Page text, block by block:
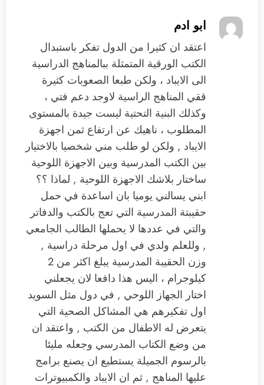
ابو ادم
اعتقد ان كثيرا من الدول تفكر باستبدال
الكتب الورقية المتمثلة ببالمناهج الدراسية
الى الايباد ، ولكن طبعا الصعوبات كثيرة
ققي المناهج الراسية لاوجد دعم فتي ،
وكذلك البنية التحتية ليست جيدة بالمستوى
المطلوب ، ناهيك عن ارتفاع ثمن اجهزة
الايباد , ولكن لو طلب مني شخصيا بالاختيار
بين الكتب المدرسية وبين الاجهزة اللوحية
ساختار بلاشك الاجهزة اللوحية , لماذا ؟؟
ابني يسالني يوميا بان اساعدة في حمل
حقيبتة المدرسية التي تعج بالكتب والدفاتر
والتي في عددها لا يحملها الطالب الجامعي
, وللعلم ولدي في اول مرحلة دراسية ,
وزن الحقيبة المدرسية يبلغ اكثر من 2
كيلوجرام ، اليس هذا دافعا لان يجعلني
اختار الجهاز اللوحي , في دول مثل السويد
اول تفكيرهم هي المشاكل الصحية التي
يتعرض له الاطفال من الكتب , واعتقد ان
من وضع الكتاب المدرسي وجعله مليئا
بالرسوم الجميلة يستطيع ان يصنع برامج
عليها المناهج , ثم ان الايباد والكمبيوترات